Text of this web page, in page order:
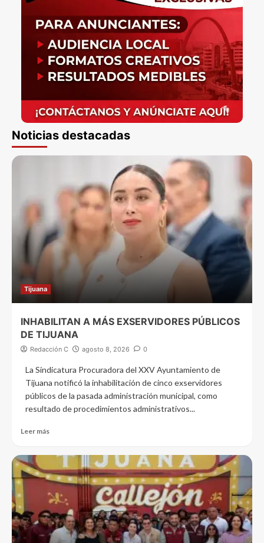
Noticias destacadas
Tijuana
INHABILITAN A MÁS EXSERVIDORES PÚBLICOS
DE TIJUANA
Redacción C agosto 8, 2026 0
La Sindicatura Procuradora del XXV Ayuntamiento de
Tijuana notificó la inhabilitación de cinco exservidores
públicos de la pasada administración municipal, como
resultado de procedimientos administrativos...
Leer más